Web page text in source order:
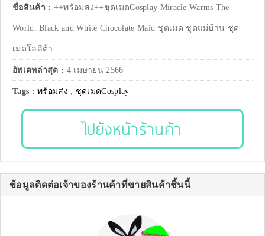
ชื่อสินค้า : ++พร้อมส่ง++ชุดเมดCosplay Miracle Warms The
World. Black and White Chocolate Maid ชุดเมด ชุดแม่บ้าน ชุด
เมดโลลิต้า
อัพเดทล่าสุด : 4 เมษายน 2566
Tags :พร้อมส่ง , ชุดเมดCosplay
ไปยังหน้าร้านค้า
ข้อมูลติดต่อเจ้าของร้านค้าที่ขายสินค้าชิ้นนี้